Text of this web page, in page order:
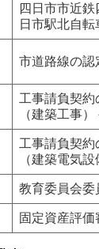
四日市市近
日市駅北自
市道路線の認
工事請負契
（建築工事）
工事請負契
（建築電気設
教育委員会委
固定資産評